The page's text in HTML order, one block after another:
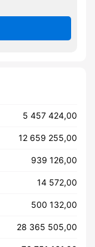
5 457 424,00
12 659 255,00
939 126,00
14 572,00
500 132,00
28 365 505,00